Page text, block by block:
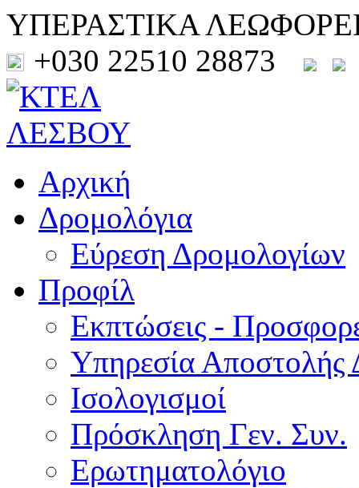
ΥΠΕΡΑΣΤΙΚΑ
+030 22510 28873
Αρχική
Δρομολόγια
Εύρεση Δρομολογίων
Προφίλ
Εκπτώσεις -
Υπηρεσία Αποστολής
Ισολογισμοί
Πρόσκληση Γεν. Συν.
Ερωτηματολόγιο